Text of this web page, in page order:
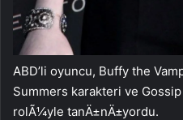
ABD’li oyuncu, Buffy the
Summers karakteri ve
rolÃ¼yle tanÄ±nÄ±yordu.